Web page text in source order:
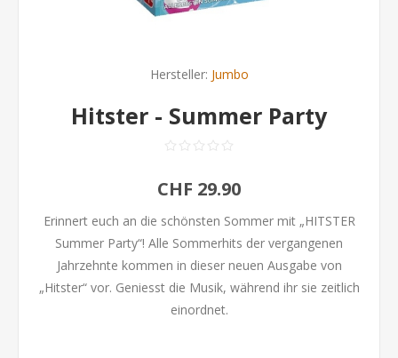
Hersteller: Jumbo
Hitster - Summer Party
CHF 29.90
Erinnert euch an die schönsten Sommer mit „HITSTER
Summer Party“! Alle Sommerhits der vergangenen
Jahrzehnte kommen in dieser neuen Ausgabe von
„Hitster“ vor. Geniesst die Musik, während ihr sie zeitlich
einordnet.